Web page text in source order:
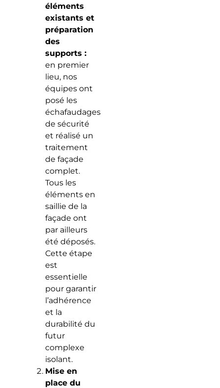
éléments
existants et
préparation
des
supports :
en premier
lieu, nos
équipes ont
posé les
échafaudages
de sécurité
et réalisé un
traitement
de façade
complet.
Tous les
éléments en
saillie de la
façade ont
par ailleurs
été déposés.
Cette étape
est
essentielle
pour garantir
l’adhérence
et la
durabilité du
futur
complexe
isolant.
Mise en
place du